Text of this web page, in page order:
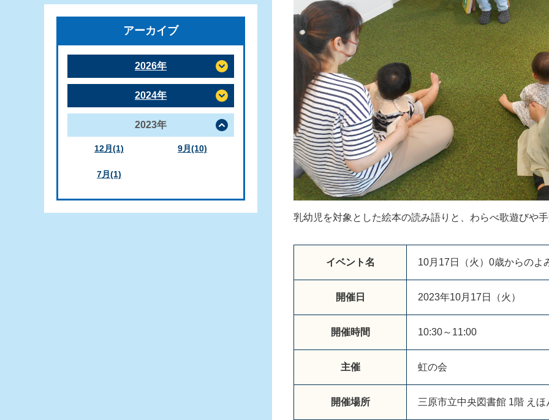
乳幼児を対象とした絵本の読み語りと、わらべ歌遊びや
イベント名 10月17日（火）0歳からのよ
開催日 2023年10月17日（火）
開催時間 10:30～11:00
主催 虹の会
開催場所 三原市立中央図書館 1階 えほ
アーカイブ
2026年
2024年
2023年
12月(1) 9月(10)
7月(1)